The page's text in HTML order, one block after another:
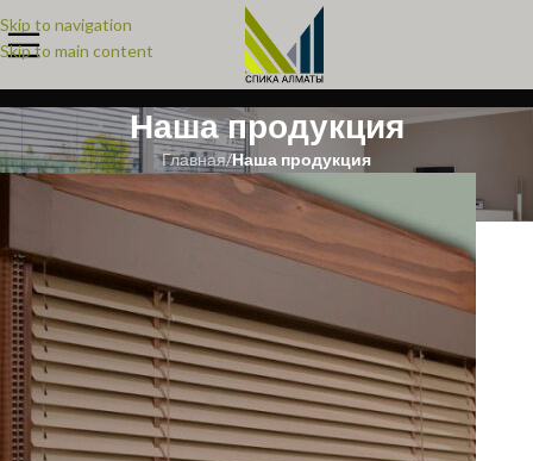
Skip to navigation
Skip to main content
Наша продукция
Главная/Наша продукция